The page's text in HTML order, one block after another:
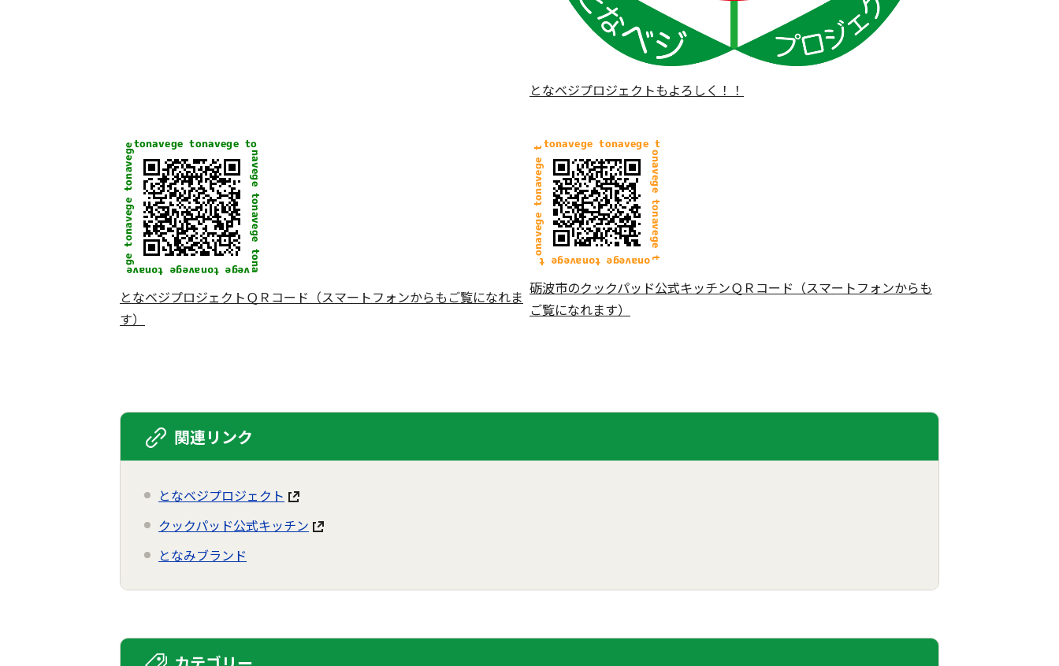
となベジプロジェクトもよろしく！！
となベジプロジェクトＱＲコード（スマートフォンからもご覧になれま
す）
砺波市のクックパッド公式キッチンＱＲコード（スマートフォンからも
ご覧になれます）
関連リンク
となベジプロジェクト
クックパッド公式キッチン
となみブランド